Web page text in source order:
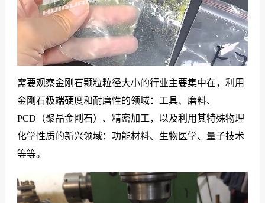
需要观察金刚石颗粒粒径大小的行业主要集中在，利用
金刚石极端硬度和耐磨性的领域：工具、磨料、
PCD（聚晶金刚石）、精密加工，以及利用其特殊物理
化学性质的新兴领域：功能材料、生物医学、量子技术
等等。